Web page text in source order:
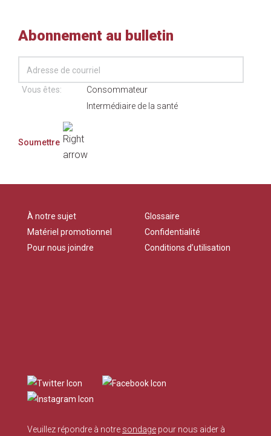
Abonnement au bulletin
Vous êtes:
Consommateur
Intermédiaire de la santé
À notre sujet
Matériel promotionnel
Pour nous joindre
Glossaire
Confidentialité
Conditions d’utilisation
Veuillez répondre à notre sondage pour nous aider à